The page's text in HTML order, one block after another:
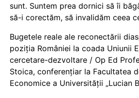
sunt. Suntem prea dornici să îi
să-i corectăm, să invalidăm ceea
Bugetele reale ale reconectării
poziția României la coada Uniunii
cercetare-dezvoltare / Op Ed
Stoica, conferențiar la Facultatea
Economice a Universității „Lucian